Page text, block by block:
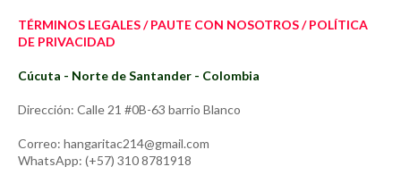
TÉRMINOS LEGALES / PAUTE CON NOSOTROS / POLÍTICA
DE PRIVACIDAD
Cúcuta - Norte de Santander - Colombia
Dirección: Calle 21 #0B-63 barrio Blanco
Correo: hangaritac214@gmail.com
WhatsApp: (+57) 310 8781918